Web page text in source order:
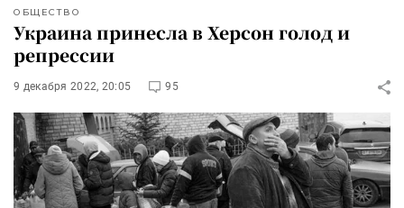
ОБЩЕСТВО
Украина принесла в Херсон голод и
репрессии
9 декабря 2022, 20:05 95